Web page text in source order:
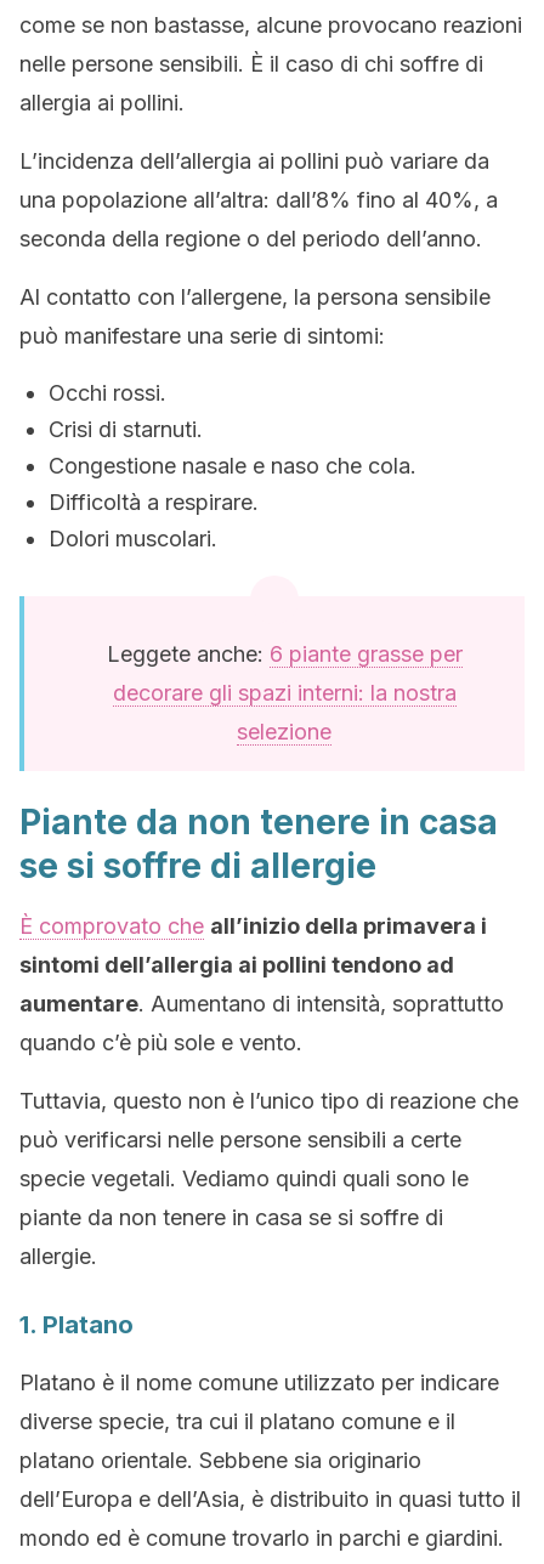
come se non bastasse, alcune provocano reazioni
nelle persone sensibili. È il caso di chi soffre di
allergia ai pollini.
L’incidenza dell’allergia ai pollini può variare da
una popolazione all’altra: dall’8% fino al 40%, a
seconda della regione o del periodo dell’anno.
Al contatto con l’allergene, la persona sensibile
può manifestare una serie di sintomi:
Occhi rossi.
Crisi di starnuti.
Congestione nasale e naso che cola.
Difficoltà a respirare.
Dolori muscolari.
Leggete anche: 6 piante grasse per
decorare gli spazi interni: la nostra
selezione
Piante da non tenere in casa
se si soffre di allergie
È comprovato che all’inizio della primavera i
sintomi dell’allergia ai pollini tendono ad
aumentare. Aumentano di intensità, soprattutto
quando c’è più sole e vento.
Tuttavia, questo non è l’unico tipo di reazione che
può verificarsi nelle persone sensibili a certe
specie vegetali. Vediamo quindi quali sono le
piante da non tenere in casa se si soffre di
allergie.
1. Platano
Platano è il nome comune utilizzato per indicare
diverse specie, tra cui il platano comune e il
platano orientale. Sebbene sia originario
dell’Europa e dell’Asia, è distribuito in quasi tutto il
mondo ed è comune trovarlo in parchi e giardini.